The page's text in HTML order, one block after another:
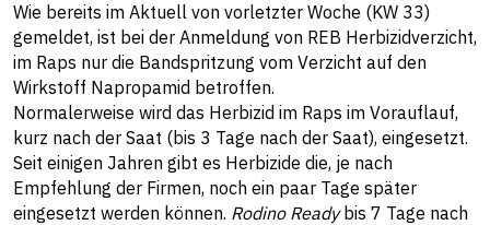
Wie bereits im Aktuell von vorletzter Woche (KW 33)
gemeldet, ist bei der Anmeldung von REB Herbizidverzicht,
im Raps nur die Bandspritzung vom Verzicht auf den
Wirkstoff Napropamid betroffen.
Normalerweise wird das Herbizid im Raps im Vorauflauf,
kurz nach der Saat (bis 3 Tage nach der Saat), eingesetzt.
Seit einigen Jahren gibt es Herbizide die, je nach
Empfehlung der Firmen, noch ein paar Tage später
eingesetzt werden können. Rodino Readybis 7 Tage nach